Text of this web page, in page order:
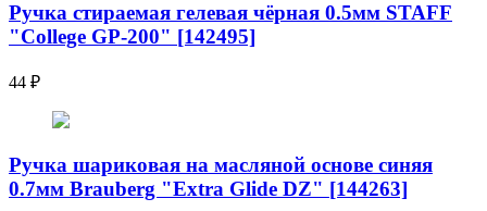
Ручка стираемая гелевая чёрная 0.5мм STAFF
"College GP-200" [142495]
44 ₽
Ручка шариковая на масляной основе синяя
0.7мм Brauberg "Extra Glide DZ" [144263]